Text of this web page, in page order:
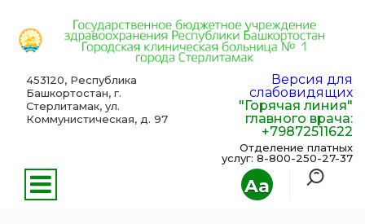
Aa
453120, Республика
Башкортостан, г.
Стерлитамак, ул.
Коммунистическая, д. 97
Версия для
слабовидящих
"Горячая линия"
главного врача:
+79872511622
Отделение платных
услуг: 8-800-250-27-37